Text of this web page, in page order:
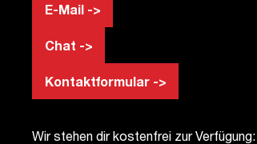
E-Mail ->
Chat ->
Kontaktformular ->
Wir stehen dir kostenfrei zur Verfügung: